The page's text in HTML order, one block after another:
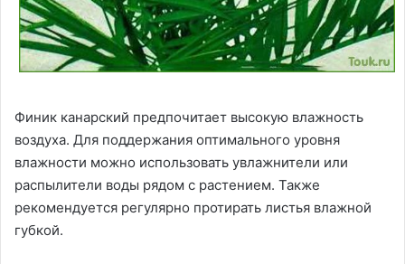
Финик канарский предпочитает высокую влажность
воздуха. Для поддержания оптимального уровня
влажности можно использовать увлажнители или
распылители воды рядом с растением. Также
рекомендуется регулярно протирать листья влажной
губкой.